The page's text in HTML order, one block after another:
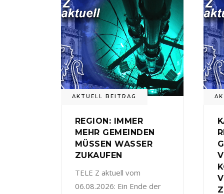
AKTUELL BEITRAG
REGION: IMMER
MEHR GEMEINDEN
MÜSSEN WASSER
ZUKAUFEN
TELE Z aktuell vom
06.08.2026: Ein Ende der